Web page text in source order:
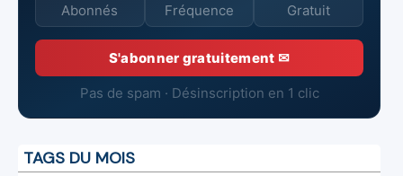
Abonnés
Fréquence
Gratuit
S'abonner gratuitement ✉
Pas de spam · Désinscription en 1 clic
TAGS DU MOIS